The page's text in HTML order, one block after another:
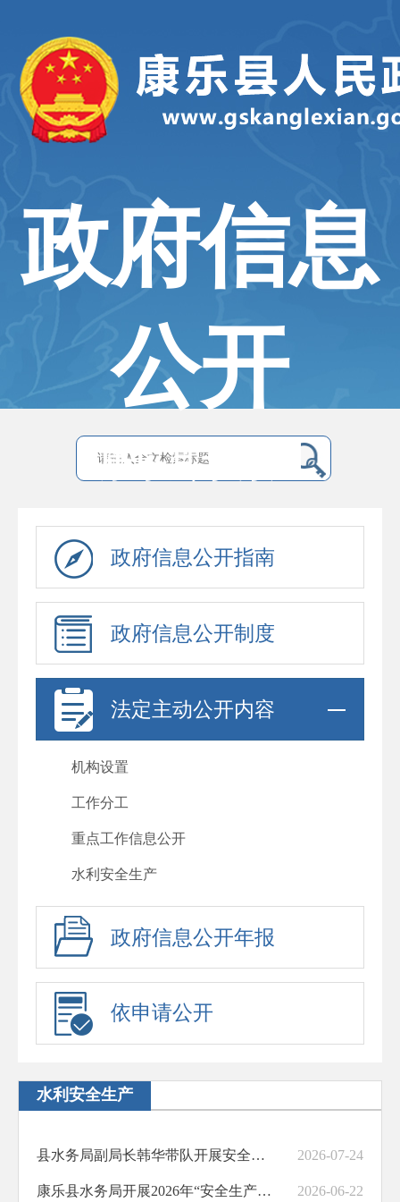
政府信息
公开
康乐县水务局
政府信息公开指南
政府信息公开制度
法定主动公开内容
机构设置
工作分工
重点工作信息公开
水利安全生产
政府信息公开年报
依申请公开
水利安全生产
县水务局副局长韩华带队开展安全生产暨防汛值班值守专项检查 2026-07-24
康乐县水务局开展2026年“安全生产月”宣传活动 2026-06-22